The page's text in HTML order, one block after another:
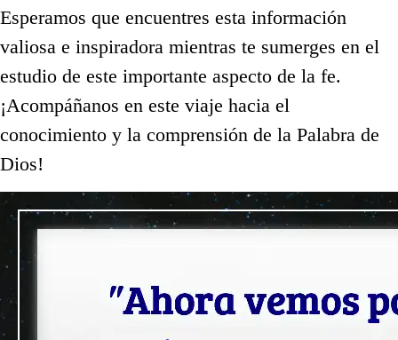
Esperamos que encuentres esta información
valiosa e inspiradora mientras te sumerges en el
estudio de este importante aspecto de la fe.
¡Acompáñanos en este viaje hacia el
conocimiento y la comprensión de la Palabra de
Dios!